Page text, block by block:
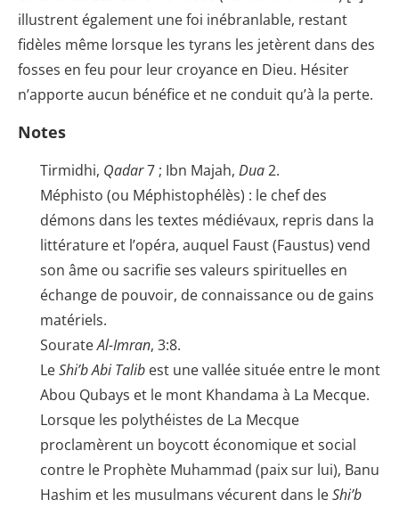
illustrent également une foi inébranlable, restant
fidèles même lorsque les tyrans les jetèrent dans des
fosses en feu pour leur croyance en Dieu. Hésiter
n’apporte aucun bénéfice et ne conduit qu’à la perte.
Notes
Tirmidhi, Qadar7 ; Ibn Majah, Dua2.
Méphisto (ou Méphistophélès) : le chef des
démons dans les textes médiévaux, repris dans la
littérature et l’opéra, auquel Faust (Faustus) vend
son âme ou sacrifie ses valeurs spirituelles en
échange de pouvoir, de connaissance ou de gains
matériels.
SourateAl-Imran, 3:8.
LeShi’b Abi Talib est une vallée située entre le mont
Abou Qubays et le mont Khandama à La Mecque.
Lorsque les polythéistes de La Mecque
proclamèrent un boycott économique et social
contre le Prophète Muhammad (paix sur lui), Banu
Hashim et les musulmans vécurent dans leShi’b